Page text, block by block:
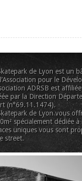
de Lyon est un
pour le
ADRSB est
par la Direction
(n°69.11.1474).
de Lyon vous
spécialement dédiée
uniques vous sont
street.